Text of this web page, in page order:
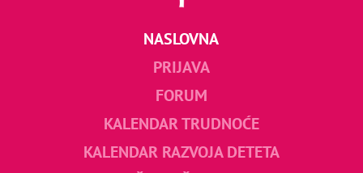
NASLOVNA
PRIJAVA
FORUM
KALENDAR TRUDNOĆE
KALENDAR RAZVOJA DETETA